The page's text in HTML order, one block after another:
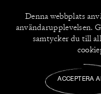
+46 (0) 8 769 88 00
+46 (0) 8 769 88 00
Cookiepolicy
Norstedts Agency
Miljö och hållbarhet
Medarbetare
Bildarkiv
Recensionsexemplar
Instagram
UTFORSKA NORSTEDTS
©Norstedts
Denna webbplats
användarupplevelsen.
samtycker du till
ACCEPTERA